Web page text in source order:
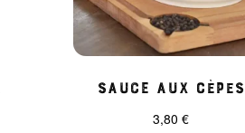
Sauce aux cèpes
3,80 €